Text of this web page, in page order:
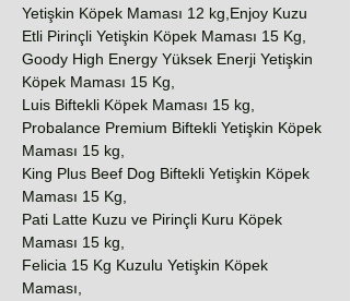
Yetişkin Köpek Maması 12 kg,Enjoy Kuzu
Etli Pirinçli Yetişkin Köpek Maması 15 Kg,
Goody High Energy Yüksek Enerji Yetişkin
Köpek Maması 15 Kg,
Luis Biftekli Köpek Maması 15 kg,
Probalance Premium Biftekli Yetişkin Köpek
Maması 15 kg,
King Plus Beef Dog Biftekli Yetişkin Köpek
Maması 15 Kg,
Pati Latte Kuzu ve Pirinçli Kuru Köpek
Maması 15 kg,
Felicia 15 Kg Kuzulu Yetişkin Köpek
Maması,